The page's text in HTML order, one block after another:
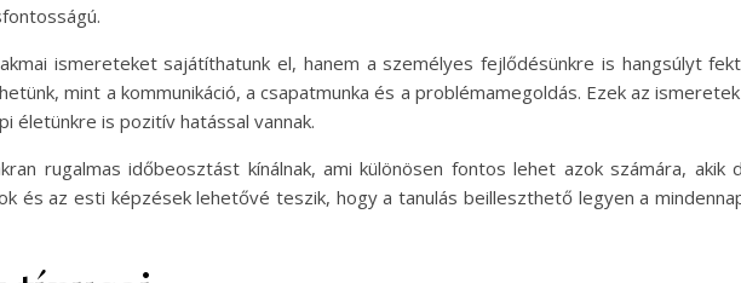
ismereteket sajátíthatunk el, hanem a személyes fejlődésünkre is hangsúlyt
mint a kommunikáció, a csapatmunka és a problémamegoldás. Ezek az
életünkre is pozitív hatással vannak.
rugalmas időbeosztást kínálnak, ami különösen fontos lehet azok számára, akik
és az esti képzések lehetővé teszik, hogy a tanulás beilleszthető legyen a